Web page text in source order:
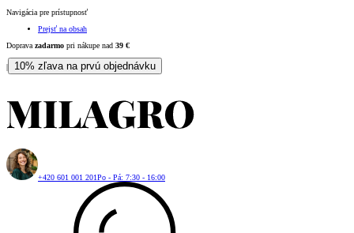
Navigácia pre prístupnosť
Prejsť na obsah
Doprava zadarmo pri nákupe nad 39 €
| 10% zľava na prvú objednávku
+420 601 001 201Po - Pá: 7:30 - 16:00